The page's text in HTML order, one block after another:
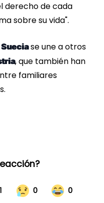
derecho de cada
sobre su vida".
Sueciase une a otros
, que también han
familiares